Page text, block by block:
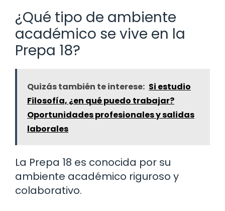
¿Qué tipo de ambiente
académico se vive en la
Prepa 18?
Quizás también te interese: Si estudio
Filosofía, ¿en qué puedo trabajar?
Oportunidades profesionales y salidas
laborales
La Prepa 18 es conocida por su
ambiente académico riguroso y
colaborativo.